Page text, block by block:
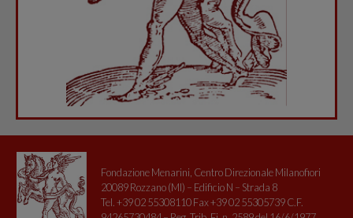
Fondazione Menarini, Centro Direzionale Milanofiori
20089 Rozzano (MI) – Edificio N – Strada 8
Tel. +39 02 55308110 Fax +39 02 55305739 C.F.